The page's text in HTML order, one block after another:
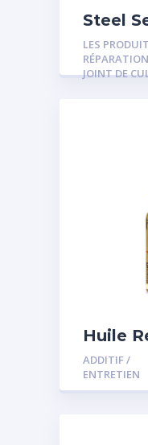
Steel
LES
RÉPARATION
JOINT DE
Huile
Moteur
ADDITIF /
ENTRETIEN